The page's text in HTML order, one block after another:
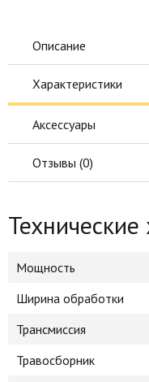
Описание
Характеристики
Аксессуары
Отзывы (0)
Мощность
Ширина обработки
Трансмиссия
Травосборник